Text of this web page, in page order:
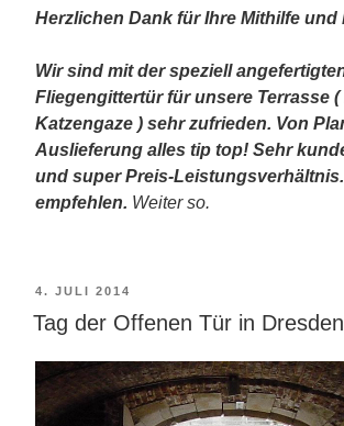
Herzlichen Dank für Ihre Mithilfe und
Wir sind mit der speziell
Fliegengittertür für unsere Terrasse (
Katzengaze ) sehr zufrieden. Von
Auslieferung alles tip top! Sehr
und super Preis-
empfehlen. Weiter so.
VERÖFFENTLICHT
AM
4. JULI 2014
Tag der Offenen Tür in